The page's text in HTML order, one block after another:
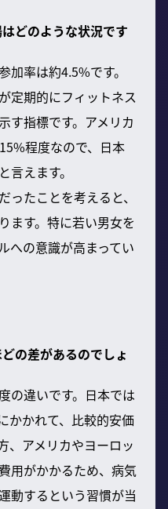
どのような状況です
率は約4.5%です。
定期的にフィットネス
す指標です。アメリカ
程度なので、日本
えます。
たことを考えると、
ます。特に若い男女を
への意識が高まってい
の差があるのでしょ
の違いです。日本では
かかれて、比較的安価
、アメリカやヨーロッ
用がかかるため、病気
動するという習慣が当